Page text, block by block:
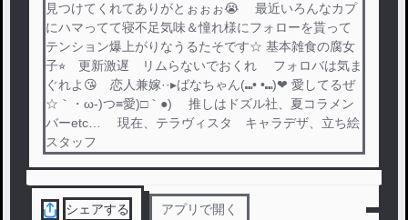
見つけてくれてありがとぉぉぉ😭 最近いろんなカプ
にハマってて寝不足気味＆憧れ様にフォローを貰って
テンション爆上がりなうるたそです☆ 基本雑食の腐女
子⭐︎ 更新激遅 リムらないでおくれ フォロバは気ま
ぐれよ😘 恋人兼嫁··▸ ばなちゃん(⑉• •⑉)❤︎ 愛してるぜ
☆｀・ω-)つ≡愛)□｀●) 推しはドズル社、夏コラメン
バーetc… 現在、テラヴィスタ キャラデザ、立ち絵
スタッフ
シェアする アプリで開く